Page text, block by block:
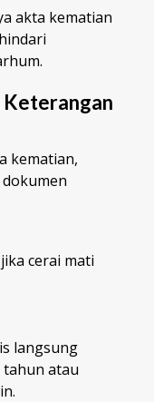
akta kematian
Keterangan
kematian,
cerai mati
langsung
tahun atau